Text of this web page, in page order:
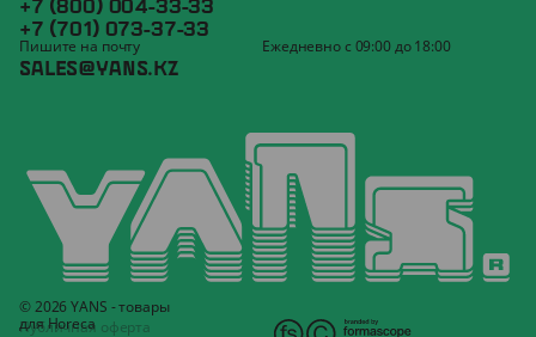
+7 (800) 004-33-33
+7 (701) 073-37-33
Пишите на почту
SALES@YANS.KZ
Ежедневно с 09:00 до 18:00
© 2026 YANS - товары
для Horeca
Публичная оферта